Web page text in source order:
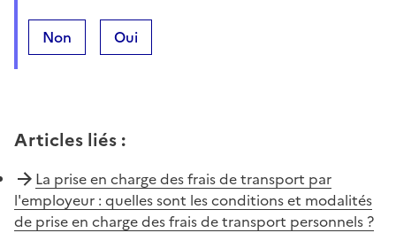
Non Oui
Articles liés :
La prise en charge des frais de transport par
l'employeur : quelles sont les conditions et modalités
de prise en charge des frais de transport personnels ?